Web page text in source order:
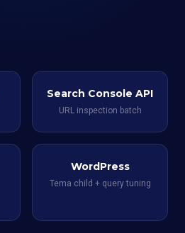
Search Console API
URL inspection batch
WordPress
Tema child + query tuning